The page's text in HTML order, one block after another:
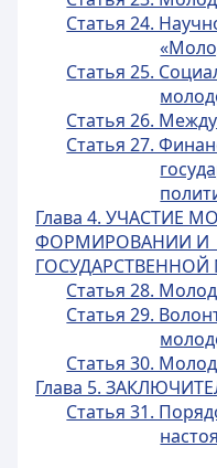
Статья 24.
Статья 25.
Статья 26.
Статья 27.
Глава 4. УЧАСТИЕ
ФОРМИРОВАНИИ И
Статья 28.
Статья 29.
Статья 30.
Глава 5.
Статья 31.